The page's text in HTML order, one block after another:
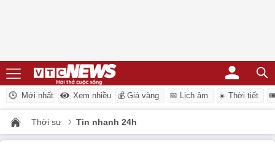
Mới nhất Xem nhiều 💰 Giá vàng 📅 Lịch âm ☀️ Thời tiết
Thời sự Tin nhanh 24h